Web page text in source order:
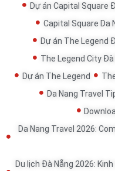
Dự án Capital Square
Capital Square Da
Dự án The Legend
The Legend City Đà
Dự án The Legend
Da Nang Travel
Da Nang Travel 2026:
Du lịch Đà Nẵng 2026: